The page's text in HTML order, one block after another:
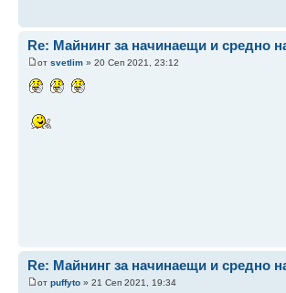
Re: Майнинг за начинаещи и средно
от svetlim » 20 Сеп 2021, 23:12
Re: Майнинг за начинаещи и средно
от puffyto » 21 Сеп 2021, 19:34